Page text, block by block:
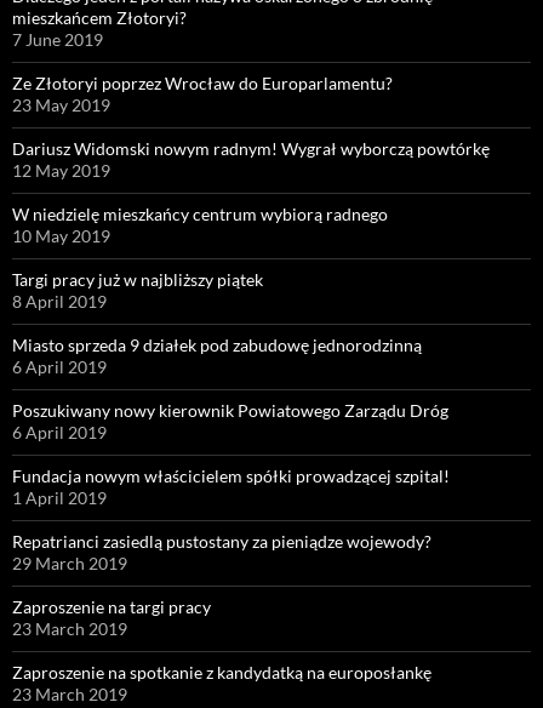
mieszkańcem Złotoryi?
7 June 2019
Ze Złotoryi poprzez Wrocław do Europarlamentu?
23 May 2019
Dariusz Widomski nowym radnym! Wygrał wyborczą powtórkę
12 May 2019
W niedzielę mieszkańcy centrum wybiorą radnego
10 May 2019
Targi pracy już w najbliższy piątek
8 April 2019
Miasto sprzeda 9 działek pod zabudowę jednorodzinną
6 April 2019
Poszukiwany nowy kierownik Powiatowego Zarządu Dróg
6 April 2019
Fundacja nowym właścicielem spółki prowadzącej szpital!
1 April 2019
Repatrianci zasiedlą pustostany za pieniądze wojewody?
29 March 2019
Zaproszenie na targi pracy
23 March 2019
Zaproszenie na spotkanie z kandydatką na europosłankę
23 March 2019